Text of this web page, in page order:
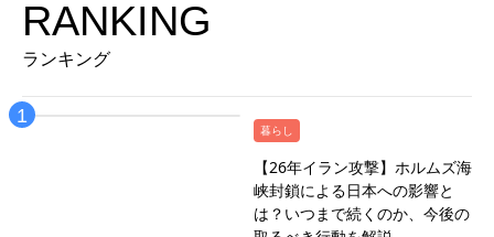
RANKING
ランキング
暮らし
【26年イラン攻撃】ホルムズ海
峡封鎖による日本への影響と
は？いつまで続くのか、今後の